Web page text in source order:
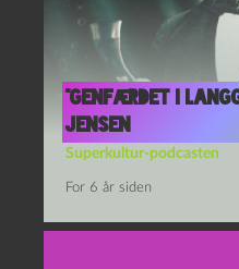
“Genfærdet i
Jensen
Superkultur-podcasten
For 6 år siden